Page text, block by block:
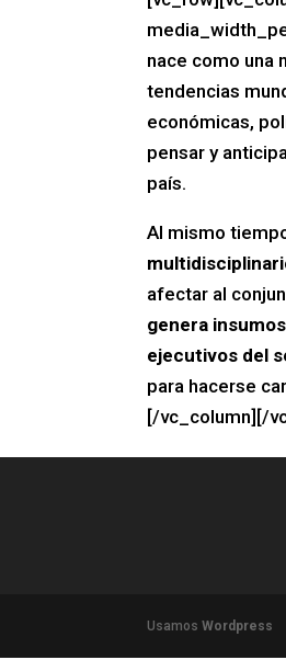
nace como una
tendencias
económicas,
pensar y
país.
Al mismo
afectar al
genera
ejecutivos del
para hacerse
[/vc_column][/
UsamosWordpress